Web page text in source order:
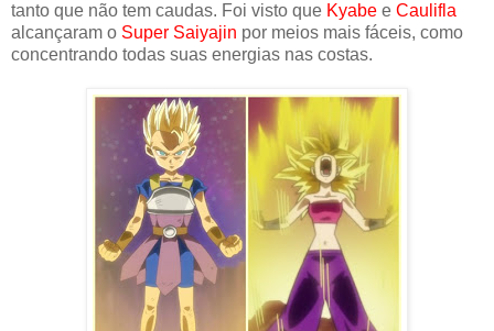
tanto que não tem caudas. Foi visto que Kyabe e Caulifla
alcançaram o Super Saiyajin por meios mais fáceis, como
concentrando todas suas energias nas costas.